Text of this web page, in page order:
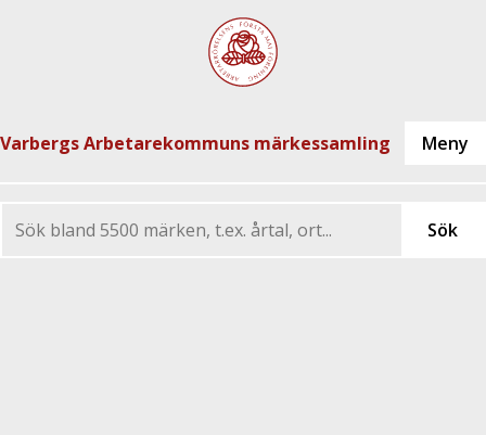
Varbergs Arbetarekommuns märkessamling